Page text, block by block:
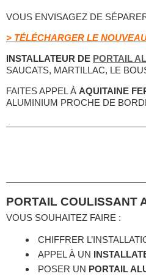
VOUS ENVISAGEZ DE
> TÉLÉCHARGER LE
INSTALLATEUR DE PORTAIL
SAUCATS, MARTILLAC, LE
FAITES APPEL À AQUITAINE
ALUMINIUM PROCHE DE
PORTAIL COULISSANT
VOUS SOUHAITEZ FAIRE :
CHIFFRER
APPEL À UN
POSER UN PORTAIL